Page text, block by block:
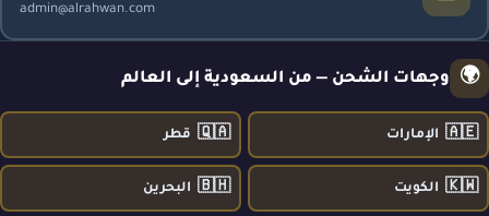
admin@alrahwan.com
🌍 وجهات الشحن — من السعودية إلى العالم
🇦🇪 الإمارات 🇶🇦 قطر
🇰🇼 الكويت 🇧🇭 البحرين